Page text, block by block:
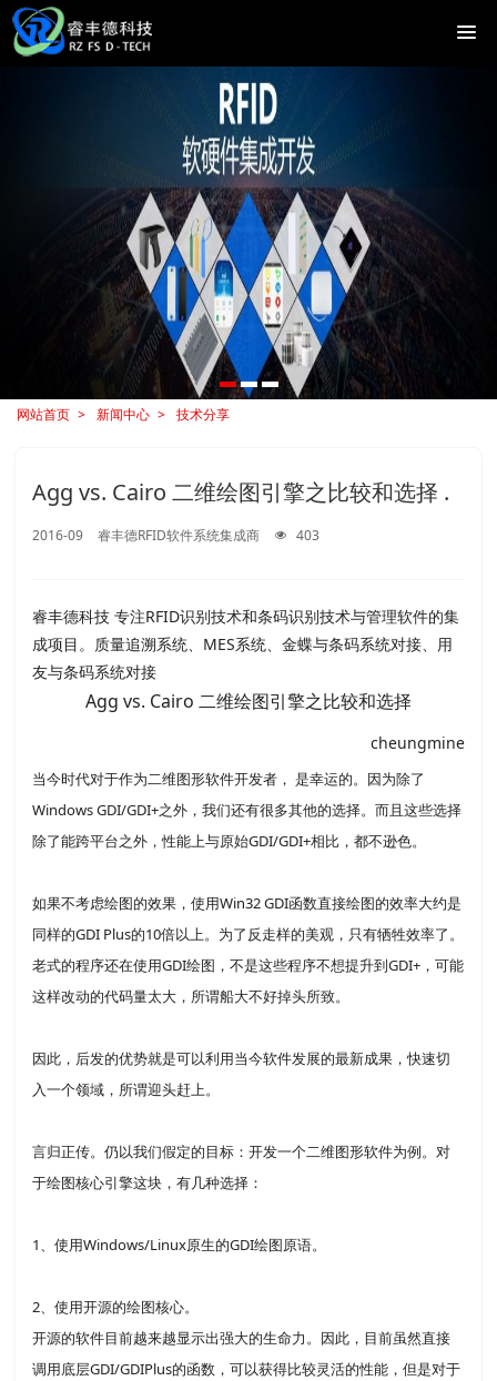
网站首页 新闻中心 技术分享
Agg vs. Cairo 二维绘图引擎之比较和选择 .
2016-09 睿丰德RFID软件系统集成商 403
睿丰德科技 专注RFID识别技术和条码识别技术与管理软件的集
成项目。质量追溯系统、MES系统、金蝶与条码系统对接、用
友与条码系统对接
Agg vs. Cairo 二维绘图引擎之比较和选择
cheungmine
当今时代对于作为二维图形软件开发者， 是幸运的。因为除了
Windows GDI/GDI+之外，我们还有很多其他的选择。而且这些选择
除了能跨平台之外，性能上与原始GDI/GDI+相比，都不逊色。
如果不考虑绘图的效果，使用Win32 GDI函数直接绘图的效率大约是
同样的GDI Plus的10倍以上。为了反走样的美观，只有牺牲效率了。
老式的程序还在使用GDI绘图，不是这些程序不想提升到GDI+，可能
这样改动的代码量太大，所谓船大不好掉头所致。
因此，后发的优势就是可以利用当今软件发展的最新成果，快速切
入一个领域，所谓迎头赶上。
言归正传。仍以我们假定的目标：开发一个二维图形软件为例。对
于绘图核心引擎这块，有几种选择：
1、使用Windows/Linux原生的GDI绘图原语。
2、使用开源的绘图核心。
开源的软件目前越来越显示出强大的生命力。因此，目前虽然直接
调用底层GDI/GDIPlus的函数，可以获得比较灵活的性能，但是对于